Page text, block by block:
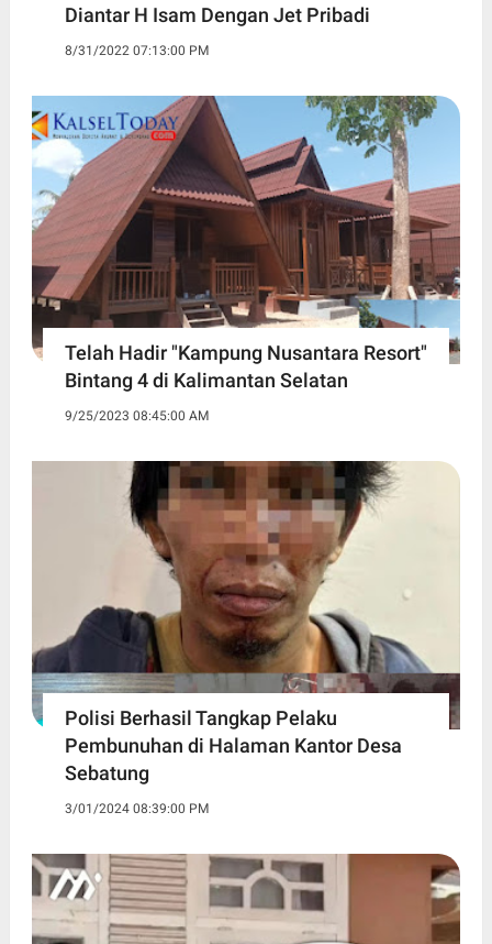
Diantar H Isam Dengan Jet Pribadi
8/31/2022 07:13:00 PM
Telah Hadir "Kampung Nusantara Resort"
Bintang 4 di Kalimantan Selatan
9/25/2023 08:45:00 AM
Polisi Berhasil Tangkap Pelaku
Pembunuhan di Halaman Kantor Desa
Sebatung
3/01/2024 08:39:00 PM